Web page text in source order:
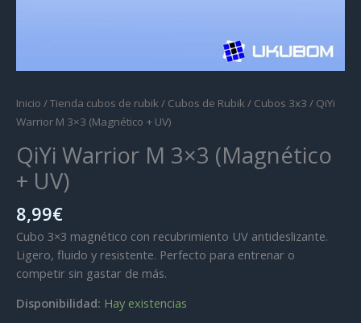
Inicio /Tienda cubos de rubik/ Cubos de Rubik/ Cubos 3x3 / QiYi
Warrior M 3×3 (Magnético + UV)
QiYi Warrior M 3×3 (Magnético
+ UV)
8,99€
Cubo 3×3 magnético con recubrimiento UV antideslizante.
Ligero, fluido y resistente. Perfecto para entrenar o
competir sin gastar de más.
Disponibilidad: Hay existencias